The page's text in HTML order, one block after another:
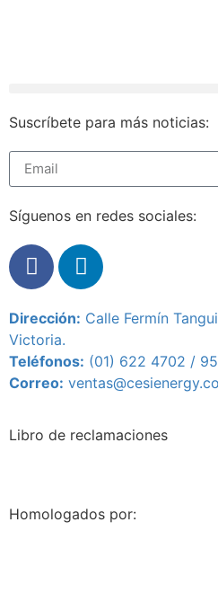
Suscríbete para más noticias:
Síguenos en redes sociales:
Dirección: Calle Fermín
Victoria.
Teléfonos: (01) 622 4702 /
Correo:
Libro de reclamaciones
Homologados por: